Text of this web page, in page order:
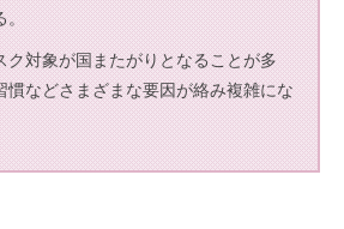
ク対象が国またがりとなることが多
慣などさまざまな要因が絡み複雑にな